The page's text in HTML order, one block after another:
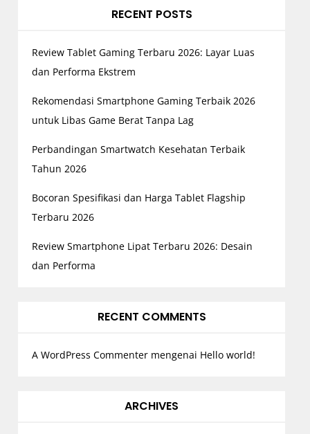
RECENT POSTS
Review Tablet Gaming Terbaru 2026: Layar Luas
dan Performa Ekstrem
Rekomendasi Smartphone Gaming Terbaik 2026
untuk Libas Game Berat Tanpa Lag
Perbandingan Smartwatch Kesehatan Terbaik
Tahun 2026
Bocoran Spesifikasi dan Harga Tablet Flagship
Terbaru 2026
Review Smartphone Lipat Terbaru 2026: Desain
dan Performa
RECENT COMMENTS
A WordPress Commentermengenai Hello world!
ARCHIVES